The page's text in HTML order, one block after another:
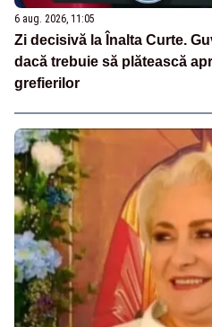
6 aug. 2026, 11:05
Zi decisivă la Înalta Curte.
dacă trebuie să plătească
grefierilor